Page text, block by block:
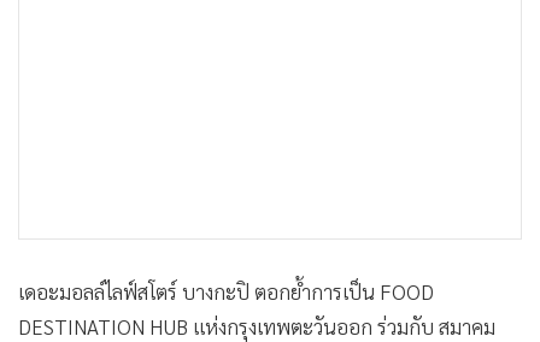
• News1
Gotomanager
เดอะมอลล์ไลฟ์สโตร์ บางกะปิ ตอกย้ำการเป็น FOOD
DESTINATION HUB แห่งกรุงเทพตะวันออก ร่วมกับ สมาคม